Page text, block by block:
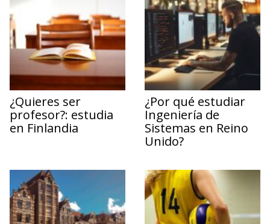
¿Quieres ser
profesor?: estudia
en Finlandia
¿Por qué estudiar
Ingeniería de
Sistemas en Reino
Unido?